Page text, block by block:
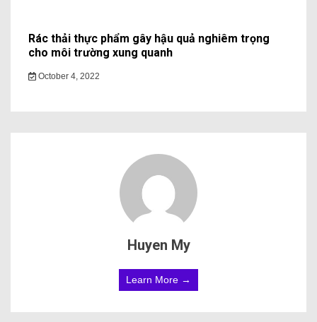
Rác thải thực phẩm gây hậu quả nghiêm trọng
cho môi trường xung quanh
October 4, 2022
Huyen My
Learn More →